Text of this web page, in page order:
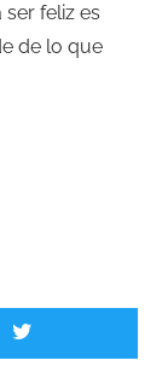
feliz es
de lo que